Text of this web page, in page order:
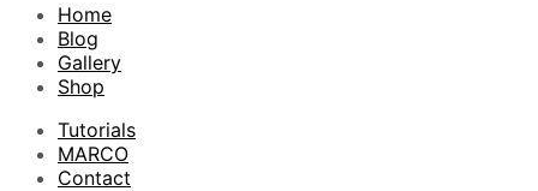
Home
Blog
Gallery
Shop
Tutorials
MARCO
Contact